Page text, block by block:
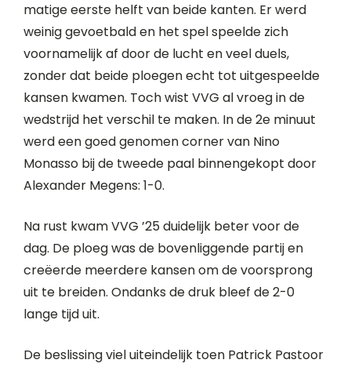
matige eerste helft van beide kanten. Er werd
weinig gevoetbald en het spel speelde zich
voornamelijk af door de lucht en veel duels,
zonder dat beide ploegen echt tot uitgespeelde
kansen kwamen. Toch wist VVG al vroeg in de
wedstrijd het verschil te maken. In de 2e minuut
werd een goed genomen corner van Nino
Monasso bij de tweede paal binnengekopt door
Alexander Megens: 1-0.
Na rust kwam VVG ’25 duidelijk beter voor de
dag. De ploeg was de bovenliggende partij en
creëerde meerdere kansen om de voorsprong
uit te breiden. Ondanks de druk bleef de 2-0
lange tijd uit.
De beslissing viel uiteindelijk toen Patrick Pastoor